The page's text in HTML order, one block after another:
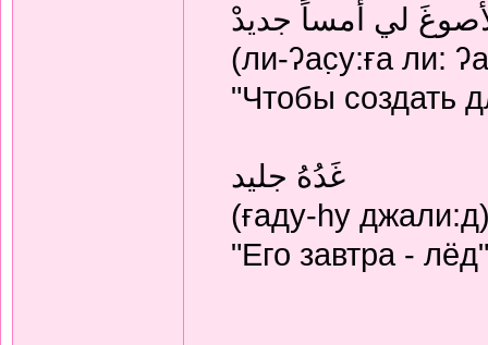
لي أمساً جديدْ
(ли-ʔас̣у:ға ли:
"Чтобы создать
غَدُهُ جليد
(ғаду-hу
"Его завтра - лёд"